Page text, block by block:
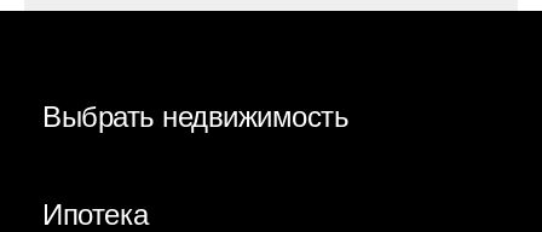
Выбрать недвижимость
Ипотека